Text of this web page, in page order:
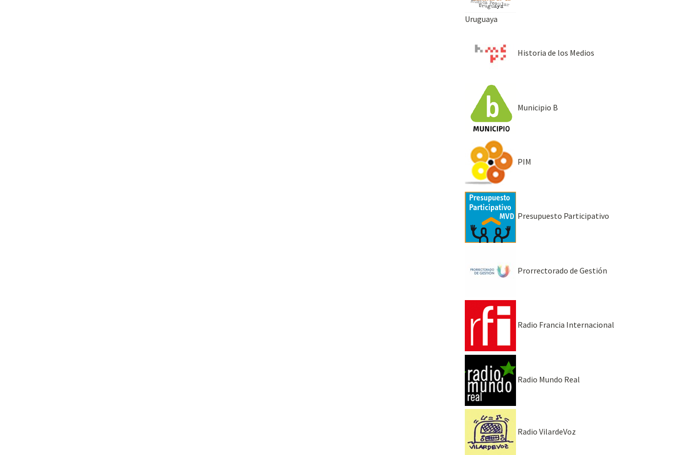
Uruguaya
Historia de los Medios
Municipio B
PIM
Presupuesto Participativo
Prorrectorado de Gestión
Radio Francia Internacional
Radio Mundo Real
Radio VilardeVoz